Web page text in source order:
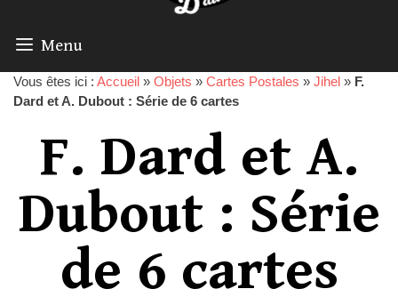
Menu
Vous êtes ici : Accueil » Objets » Cartes Postales » Jihel » F.
Dard et A. Dubout : Série de 6 cartes
F. Dard et A.
Dubout : Série
de 6 cartes